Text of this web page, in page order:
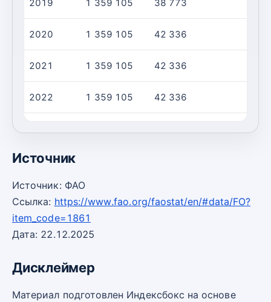
2019 1 359 105 38 773
2020 1 359 105 42 336
2021 1 359 105 42 336
2022 1 359 105 42 336
Источник
Источник: ФАО
Ссылка: https://www.fao.org/faostat/en/#data/FO?
item_code=1861
Дата: 22.12.2025
Дисклеймер
Материал подготовлен Индексбокс на основе